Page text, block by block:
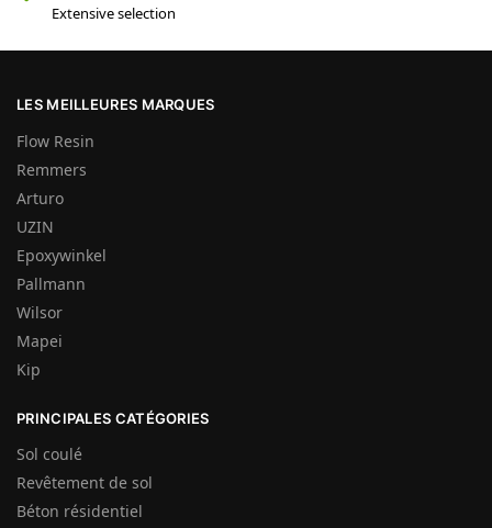
Extensive selection
LES MEILLEURES MARQUES
Flow Resin
Remmers
Arturo
UZIN
Epoxywinkel
Pallmann
Wilsor
Mapei
Kip
PRINCIPALES CATÉGORIES
Sol coulé
Revêtement de sol
Béton résidentiel